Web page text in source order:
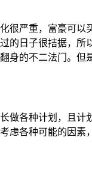
严重，富豪可以
的日子很拮据，所
身的不二法门。但
各种计划，且计
虑各种可能的因素